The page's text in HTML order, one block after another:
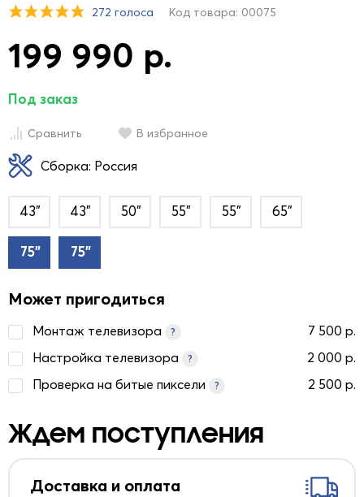
272 голоса Код товара: 00075
199 990 р.
Под заказ
Сравнить В избранное
Сборка: Россия
43" 43" 50" 55" 55" 65"
75" 75"
Может пригодиться
Монтаж телевизора ?
7 500 р.
Настройка телевизора
?
2 000 р.
Проверка на битые пиксели
? 2 500 р.
Ждем поступления
Доставка и оплата